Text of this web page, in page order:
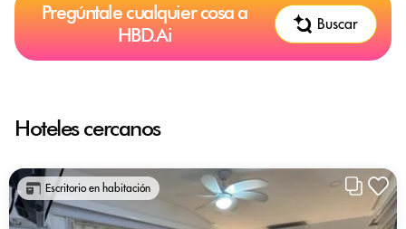
Pregúntale cualquier cosa a
HBD.Ai
Buscar
Hoteles cercanos
Escritorio en habitación